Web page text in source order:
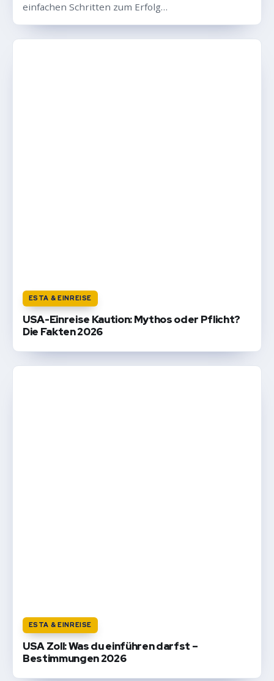
einfachen Schritten zum Erfolg…
ESTA & EINREISE
USA-Einreise Kaution: Mythos oder Pflicht?
Die Fakten 2026
ESTA & EINREISE
USA Zoll: Was du einführen darfst –
Bestimmungen 2026